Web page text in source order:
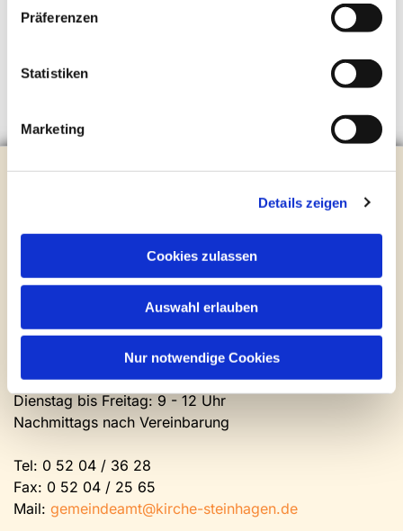
Präferenzen
Statistiken
Marketing
Details zeigen
Cookies zulassen
Auswahl erlauben
Nur notwendige Cookies
Evangelische Kirchengemeinde Steinhagen
Brockhagener Straße 28 | 33803 Steinhagen
Mail:gemeindeamt@kirche-steinhagen.de
Newsletter abonnieren
Kontakt und Öffnungszeiten
Gemeinde- und Friedhofsamt
Montag: geschlossen
Dienstag bis Freitag: 9 - 12 Uhr
Nachmittags nach Vereinbarung
Tel: 0 52 04 / 36 28
Fax: 0 52 04 / 25 65
Mail: gemeindeamt@kirche-steinhagen.de